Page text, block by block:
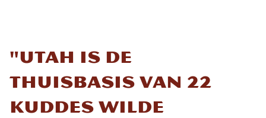
"Utah is de
thuisbasis van 22
kuddes wilde